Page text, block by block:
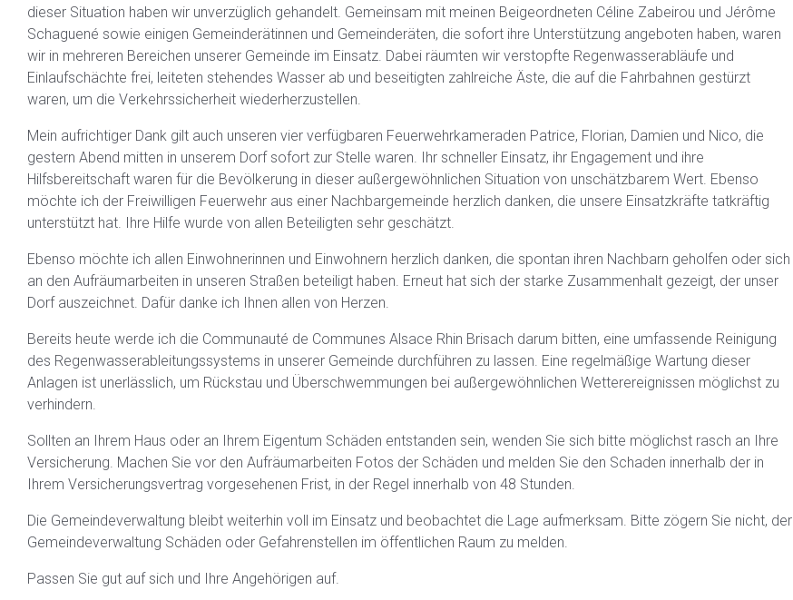
dieser Situation haben wir unverzüglich gehandelt. Gemeinsam mit meinen Beigeordneten Céline Zabeirou und Jérôme
Schaguené sowie einigen Gemeinderätinnen und Gemeinderäten, die sofort ihre Unterstützung angeboten haben, waren
wir in mehreren Bereichen unserer Gemeinde im Einsatz. Dabei räumten wir verstopfte Regenwasserabläufe und
Einlaufschächte frei, leiteten stehendes Wasser ab und beseitigten zahlreiche Äste, die auf die Fahrbahnen gestürzt
waren, um die Verkehrssicherheit wiederherzustellen.
Mein aufrichtiger Dank gilt auch unseren vier verfügbaren Feuerwehrkameraden Patrice, Florian, Damien und Nico, die
gestern Abend mitten in unserem Dorf sofort zur Stelle waren. Ihr schneller Einsatz, ihr Engagement und ihre
Hilfsbereitschaft waren für die Bevölkerung in dieser außergewöhnlichen Situation von unschätzbarem Wert. Ebenso
möchte ich der Freiwilligen Feuerwehr aus einer Nachbargemeinde herzlich danken, die unsere Einsatzkräfte tatkräftig
unterstützt hat. Ihre Hilfe wurde von allen Beteiligten sehr geschätzt.
Ebenso möchte ich allen Einwohnerinnen und Einwohnern herzlich danken, die spontan ihren Nachbarn geholfen oder sich
an den Aufräumarbeiten in unseren Straßen beteiligt haben. Erneut hat sich der starke Zusammenhalt gezeigt, der unser
Dorf auszeichnet. Dafür danke ich Ihnen allen von Herzen.
Bereits heute werde ich die Communauté de Communes Alsace Rhin Brisach darum bitten, eine umfassende Reinigung
des Regenwasserableitungssystems in unserer Gemeinde durchführen zu lassen. Eine regelmäßige Wartung dieser
Anlagen ist unerlässlich, um Rückstau und Überschwemmungen bei außergewöhnlichen Wetterereignissen möglichst zu
verhindern.
Sollten an Ihrem Haus oder an Ihrem Eigentum Schäden entstanden sein, wenden Sie sich bitte möglichst rasch an Ihre
Versicherung. Machen Sie vor den Aufräumarbeiten Fotos der Schäden und melden Sie den Schaden innerhalb der in
Ihrem Versicherungsvertrag vorgesehenen Frist, in der Regel innerhalb von 48 Stunden.
Die Gemeindeverwaltung bleibt weiterhin voll im Einsatz und beobachtet die Lage aufmerksam. Bitte zögern Sie nicht, der
Gemeindeverwaltung Schäden oder Gefahrenstellen im öffentlichen Raum zu melden.
Passen Sie gut auf sich und Ihre Angehörigen auf.